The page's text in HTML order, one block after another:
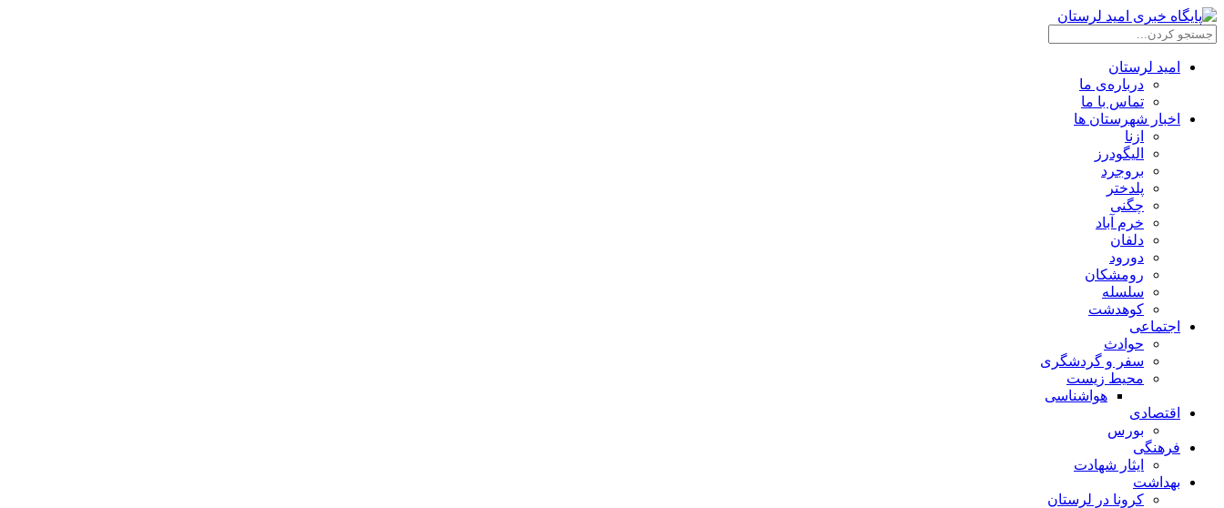
امید لرستان
درباره‌ی ما
تماس با ما
اخبار شهرستان ها
ازنا
الیگودرز
بروجرد
پلدختر
چگنی
خرم آباد
دلفان
دورود
رومشکان
سلسله
کوهدشت
اجتماعی
حوادث
سفر و گردشگری
محیط زیست
هواشناسی
اقتصادی
بورس
فرهنگی
ایثار شهادت
بهداشت
کرونا در لرستان